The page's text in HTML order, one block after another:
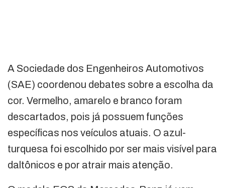
A Sociedade dos Engenheiros Automotivos
(SAE) coordenou debates sobre a escolha da
cor. Vermelho, amarelo e branco foram
descartados, pois já possuem funções
específicas nos veículos atuais. O azul-
turquesa foi escolhido por ser mais visível para
daltônicos e por atrair mais atenção.